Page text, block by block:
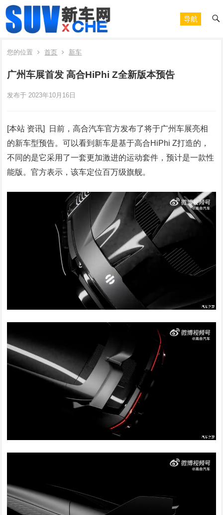
导航
您的位置 首页 新车
广州车展首发 高合HiPhi Z全新版本预告
发布于 2023年10月16日
[本站 资讯] 日前，高合汽车官方发布了将于广州车展亮相
的新车型预告。可以看到新车是基于高合HiPhi Z打造的，
不同的是它采用了一套更加激进的运动套件，预计是一款性
能版。官方表示，该车定位百万级旗舰。